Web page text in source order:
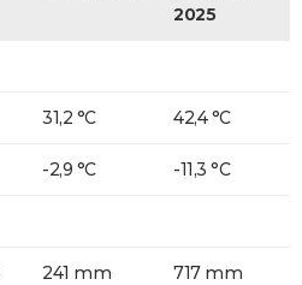
2025
31,2 °C 42,4 °C
-2,9 °C -11,3 °C
241 mm 717 mm